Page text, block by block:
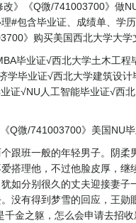
》《Q微/741003700》做
#包含毕业证、成绩单、学
》购买美国西北大学大学
毕业证√西北大学土木工程
毕业证√西北大学建筑设计
证√NU人工智能毕业证√西
Q微/741003700》美国NU
跟班一般的年轻男子。阴柔
搭理他，不过他脸皮厚，继
如分别很久的丈夫迎接妻子
没有得到梦雪的回应，王勋
金之躯，怎么会申请去招